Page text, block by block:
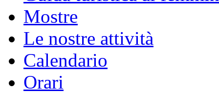
Mostre
Le nostre attività
Calendario
Orari